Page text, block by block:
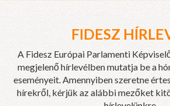
FIDESZ
A Fidesz Európai Parlamenti
megjelenő hírlevélben mutatja be a
eseményeit. Amennyiben szeretne
hírekről, kérjük az alábbi mezőket